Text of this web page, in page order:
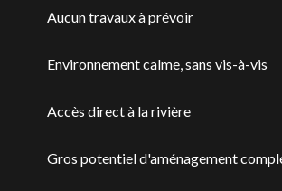
Aucun travaux à prévoir
Environnement calme, sans vis-à-vis
Accès direct à la rivière
Gros potentiel d'aménagement